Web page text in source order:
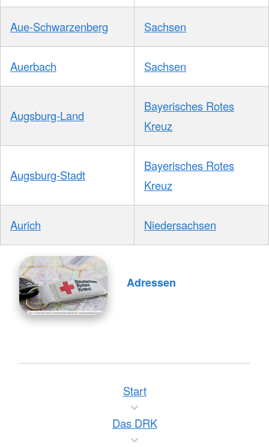
Aue-Schwarzenberg Sachsen
Auerbach Sachsen
Augsburg-Land
Bayerisches Rotes
Kreuz
Augsburg-Stadt
Bayerisches Rotes
Kreuz
Aurich Niedersachsen
Adressen
Start
Das DRK